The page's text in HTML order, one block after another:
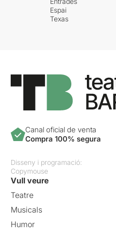
Espai
Texas
Canal oficial de venta
Compra 100% segura
Disseny i programació:
Copymouse
Vull veure
Teatre
Musicals
Humor